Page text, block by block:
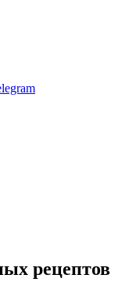
рецептов